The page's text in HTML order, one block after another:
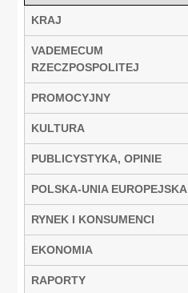
KRAJ
VADEMECUM
RZECZPOSPOLITEJ
PROMOCYJNY
KULTURA
PUBLICYSTYKA, OPINIE
POLSKA-UNIA EUROPEJSKA
RYNEK I KONSUMENCI
EKONOMIA
RAPORTY